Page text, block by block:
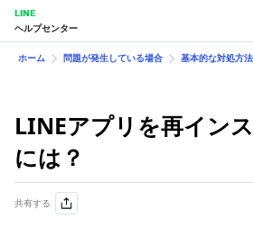
LINE
ヘルプセンター
ホーム 問題が発生している場合 基本的な対処方法
LINEアプリを再イン
には？
共有する